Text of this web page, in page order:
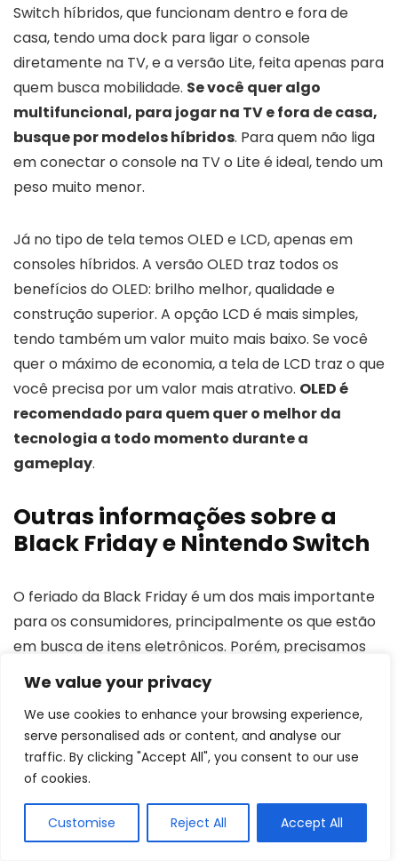
We value your privacy
We use cookies to enhance your browsing experience,
serve personalised ads or content, and analyse our
traffic. By clicking "Accept All", you consent to our use
of cookies.
Customise Reject All Accept All
Switch híbridos, que funcionam dentro e fora de
casa, tendo uma dock para ligar o console
diretamente na TV, e a versão Lite, feita apenas para
quem busca mobilidade. Se você quer algo
multifuncional, para jogar na TV e fora de casa,
busque por modelos híbridos. Para quem não liga
em conectar o console na TV o Lite é ideal, tendo um
peso muito menor.
Já no tipo de tela temos OLED e LCD, apenas em
consoles híbridos. A versão OLED traz todos os
benefícios do OLED: brilho melhor, qualidade e
construção superior. A opção LCD é mais simples,
tendo também um valor muito mais baixo. Se você
quer o máximo de economia, a tela de LCD traz o que
você precisa por um valor mais atrativo. OLED é
recomendado para quem quer o melhor da
tecnologia a todo momento durante a
gameplay.
Outras informações sobre a
Black Friday e Nintendo Switch
O feriado da Black Friday é um dos mais importante
para os consumidores, principalmente os que estão
em busca de itens eletrônicos. Porém, precisamos
nos atentar para termos certeza que a economia
está sendo feita. Veja abaixo as principais
informações sobre esse evento e o Nintendo Switch!
Por que os jogos de Nintendo Switch são
tão caros?
Os jogos de Nintendo Switch tendem a ser mais